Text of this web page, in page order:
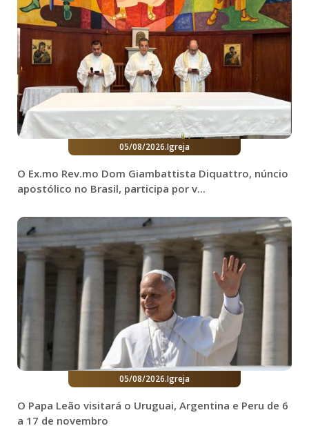
05/08/2026.Igreja
O Ex.mo Rev.mo Dom Giambattista Diquattro, núncio
apostólico no Brasil, participa por v...
05/08/2026.Igreja
O Papa Leão visitará o Uruguai, Argentina e Peru de 6
a 17 de novembro